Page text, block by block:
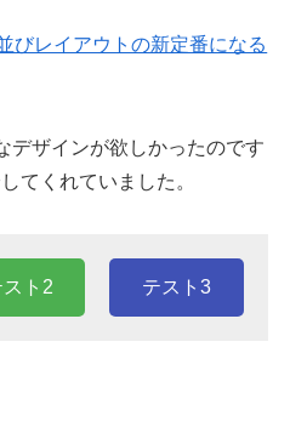
びレイアウトの新定番になる
デザインが欲しかったのです
てくれていました。
スト2 テスト3